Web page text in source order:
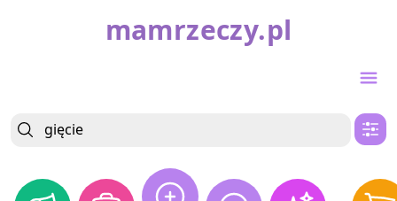
mamrzeczy.pl